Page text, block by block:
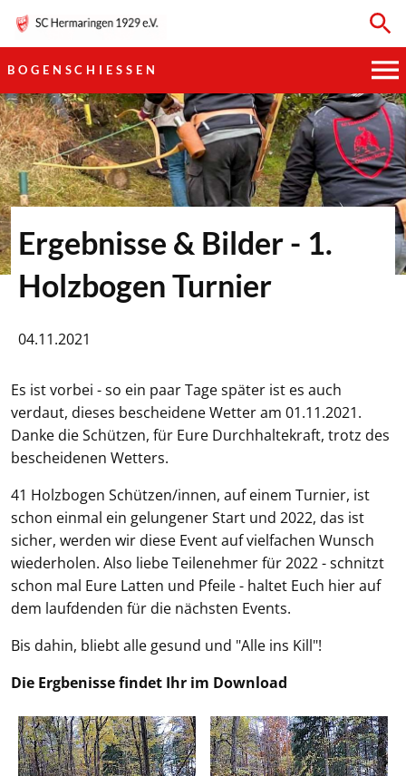
BOGENSCHIESSEN
HAUPTVEREIN
SPORTKEGELN
FUSSBALL
GYMNASTIK
TISCHTENNIS
Ergebnisse & Bilder - 1.
Holzbogen Turnier
04.11.2021
Es ist vorbei - so ein paar Tage später ist es auch
verdaut, dieses bescheidene Wetter am 01.11.2021.
Danke die Schützen, für Eure Durchhaltekraft, trotz des
bescheidenen Wetters.
41 Holzbogen Schützen/innen, auf einem Turnier, ist
schon einmal ein gelungener Start und 2022, das ist
sicher, werden wir diese Event auf vielfachen Wunsch
wiederholen. Also liebe Teilenehmer für 2022 - schnitzt
schon mal Eure Latten und Pfeile - haltet Euch hier auf
dem laufdenden für die nächsten Events.
Bis dahin, bliebt alle gesund und "Alle ins Kill"!
Die Ergbenisse findet Ihr im Download